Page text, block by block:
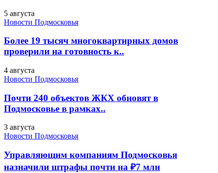
5 августа
Новости Подмосковья
Более 19 тысяч многоквартирных домов
проверили на готовность к..
4 августа
Новости Подмосковья
Почти 240 объектов ЖКХ обновят в
Подмосковье в рамках..
3 августа
Новости Подмосковья
Управляющим компаниям Подмосковья
назначили штрафы почти на ₽7 млн